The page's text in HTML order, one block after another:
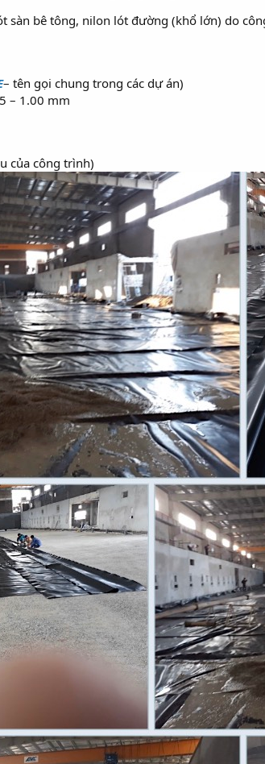
sàn bê tông, nilon lót đường (khổ lớn) do
– tên gọi chung trong các dự án)
– 1.00 mm
của công trình)